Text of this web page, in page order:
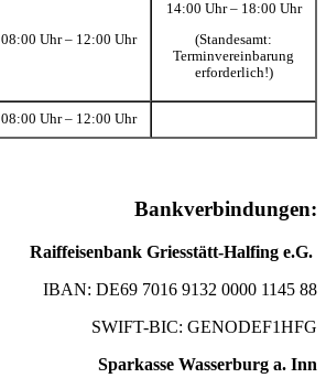
08:00 Uhr – 12:00 Uhr
14:00 Uhr – 18:00 Uhr
(Standesamt:
Terminvereinbarung
erforderlich!)
08:00 Uhr – 12:00 Uhr
Bankverbindungen:
Raiffeisenbank Griesstätt-Halfing e.G.
IBAN: DE69 7016 9132 0000 1145 88
SWIFT-BIC: GENODEF1HFG
Sparkasse Wasserburg a. Inn